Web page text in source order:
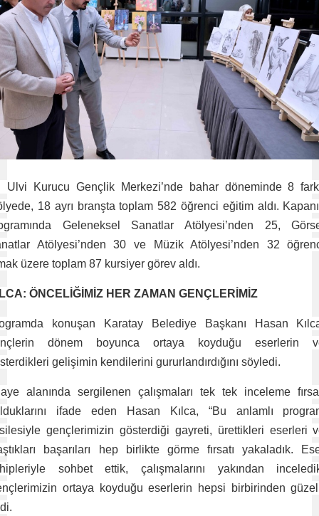
Ulvi Kurucu Gençlik Merkezi’nde bahar döneminde 8
18 ayrı branşta toplam 582 öğrenci eğitim aldı.
Geleneksel Sanatlar Atölyesi’nden 25,
Atölyesi’nden 30 ve Müzik Atölyesi’nden 32
üzere toplam 87 kursiyer görev aldı.
ÖNCELİĞİMİZ HER ZAMAN GENÇLERİMİZ
konuşan Karatay Belediye Başkanı Hasan
dönem boyunca ortaya koyduğu eserlerin
gelişimin kendilerini gururlandırdığını söyledi.
alanında sergilenen çalışmaları tek tek inceleme
ifade eden Hasan Kılca, “Bu anlamlı
gençlerimizin gösterdiği gayreti, ürettikleri eserleri
başarıları hep birlikte görme fırsatı yakaladık.
sohbet ettik, çalışmalarını yakından
ortaya koyduğu eserlerin hepsi birbirinden